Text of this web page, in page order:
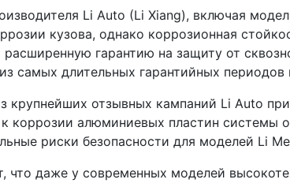
Li Auto (Li Xiang), включая
кузова, однако коррозионная
гарантию на защиту от
самых длительных гарантийных периодов
крупнейших отзывных кампаний Li Auto
коррозии алюминиевых пластин системы
риски безопасности для моделей Li
что даже у современных моделей